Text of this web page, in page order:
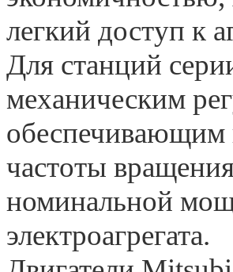
легкий доступ к
Для станций
механическим
обеспечивающим
частоты
номинальной
электроагрегата.